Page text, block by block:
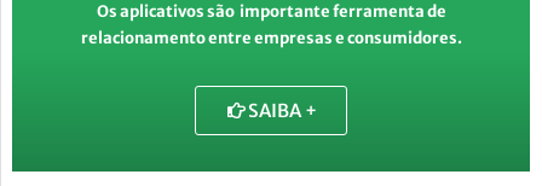
Os aplicativos são importante ferramenta de
relacionamento entre empresas e consumidores.
SAIBA +